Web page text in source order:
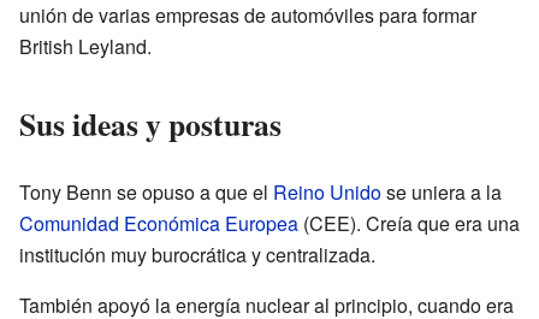
unión de varias empresas de automóviles para formar
British Leyland.
Sus ideas y posturas
Tony Benn se opuso a que el Reino Unidose uniera a la
Comunidad Económica Europea (CEE). Creía que era una
institución muy burocrática y centralizada.
También apoyó la energía nuclear al principio, cuando era